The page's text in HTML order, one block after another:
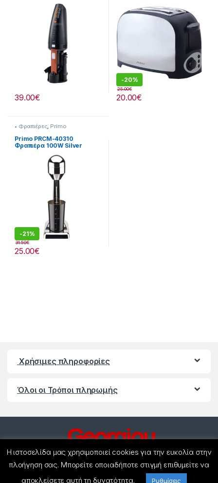
Force [230299004]
39.00€
-20%
20.00€
25.00€
• Φραπιέρες, Primo
Primo PRCM-40310
Φραπιέρα 100W Silver
-21%
25.00€
31.50€
Χρήσιμες πληροφορίες
Όλοι οι Τρόποι πληρωμής
Έχετε ερωτήσεις ? Καλέστε
Η ιστοσελίδα μας χρησιμοποιεί cookies για την ευκολία στην
πλοήγηση σας. Μπορείτε οποιαδήποτε στιγμή επιθυμείτε να
αποκλείσετε αυτή τη δυνατότητα.
Ρυθμίσεις